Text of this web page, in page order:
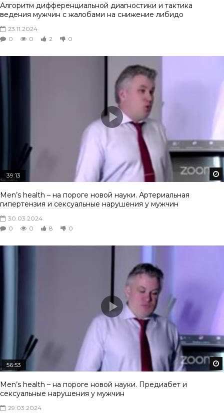
Алгоритм дифференциальной диагностики и тактика
ведения мужчин с жалобами на снижение либидо
23.11.2024
0
0 2 0
39:13
Men’s health – на пороге новой науки. Артериальная
гипертензия и сексуальные нарушения у мужчин
30.03.2024
0
0 8 0
56:53
Men’s health – на пороге новой науки. Предиабет и
сексуальные нарушения у мужчин
29.03.2024